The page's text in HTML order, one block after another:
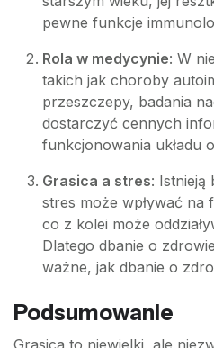
pewne funkcje
Rola w medycynie: W
takich jak choroby
przeszczepy, badania
dostarczyć cennych
funkcjonowania układu
Grasica a stres: Istnieją
stres może wpływać na
co z kolei może
Dlatego dbanie o
ważne, jak dbanie o
Podsumowanie